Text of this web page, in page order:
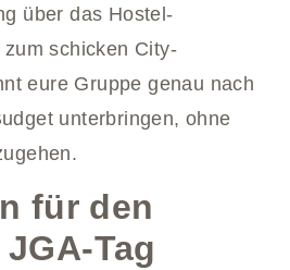
über das Hostel-
schicken City-
eure Gruppe genau nach
unterbringen, ohne
für den
Tag